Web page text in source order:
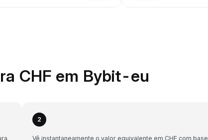
CHF em Bybit-eu
2
Vê instantaneamente o valor equivalente em CHF com base